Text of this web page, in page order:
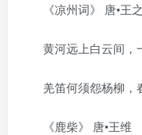
《凉州词》 唐•王
黄河远上白云间，
羌笛何须怨杨柳，
《鹿柴》 唐•王维